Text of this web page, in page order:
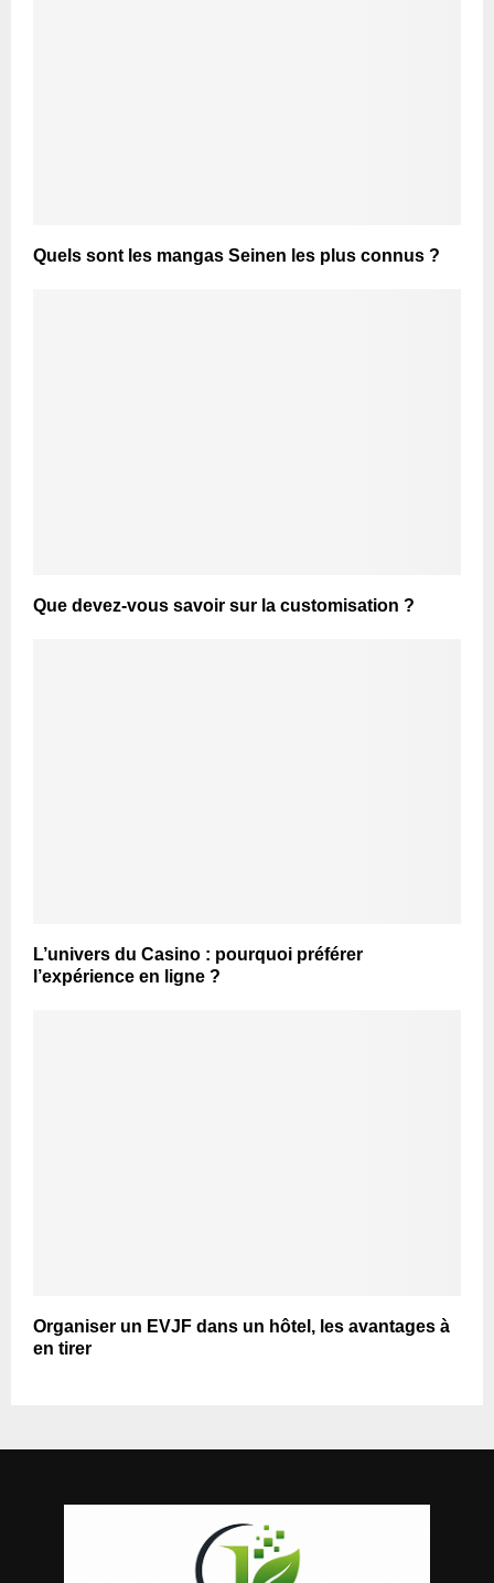
Quels sont les mangas Seinen les plus connus ?
Que devez-vous savoir sur la customisation ?
L’univers du Casino : pourquoi préférer
l’expérience en ligne ?
Organiser un EVJF dans un hôtel, les avantages à
en tirer